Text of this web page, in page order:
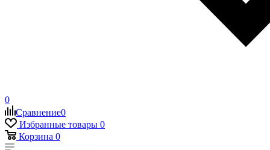
0
Сравнение0
Избранные товары 0
Корзина 0